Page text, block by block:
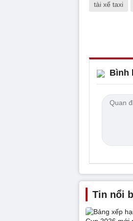
tài xế taxi
Bình
Tin nổi